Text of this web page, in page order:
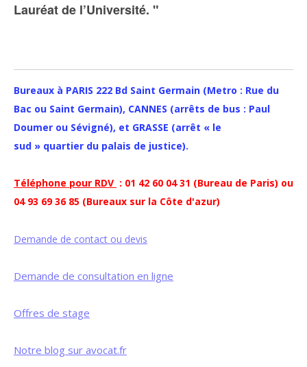
Lauréat de l’Université. "
Bureaux à PARIS 222 Bd Saint Germain (Metro : Rue du
Bac ou Saint Germain), CANNES (arrêts de bus : Paul
Doumer ou Sévigné), et GRASSE (arrêt « le
sud » quartier du palais de justice).
Téléphone pour RDV : 01 42 60 04 31 (Bureau de Paris) ou
04 93 69 36 85 (Bureaux sur la Côte d'azur)
Demande de contact ou devis
Demande de consultation en ligne
Offres de stage
Notre blog sur avocat.fr